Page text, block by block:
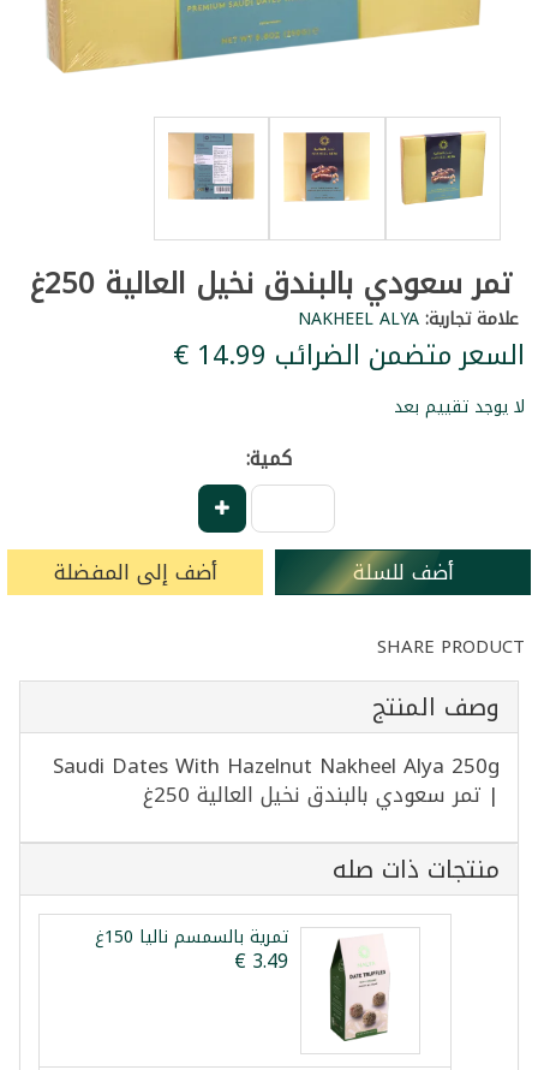
تمر سعودي بالبندق نخيل العالية 250غ
علامة تجارية:NAKHEEL ALYA
السعر متضمن الضرائب ‏14.99 €
لا يوجد تقييم بعد
كمية:
أضف للسلة أضف إلى المفضلة
SHARE PRODUCT
وصف المنتج
Saudi Dates With Hazelnut Nakheel Alya 250g
| تمر سعودي بالبندق نخيل العالية 250غ
منتجات ذات صله
تمرية بالسمسم نالیا 150غ